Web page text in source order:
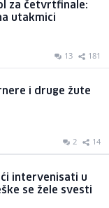
za četvrtfinale:
utakmici
13 181
i druge žute
2 14
intervenisati u
se žele svesti